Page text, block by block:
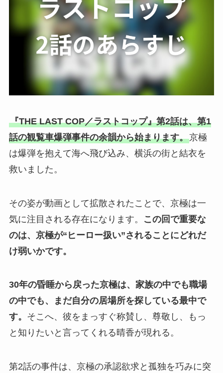
『THE LAST COP／ラストコップ』第2話は、第1
話の観覧車爆弾事件の余韻から始まります。京極
は爆弾を抱えて海へ飛び込み、横浜の街と結衣を
救いました。
その姿が動画として拡散されたことで、京極は一
気に注目される存在になります。
この回で重要な
のは、京極が“ヒーロー扱い”されることにどれだ
け弱いかです。
30年の昏睡から戻った京極は、家族の中でも職場
の中でも、まだ自分の居場所を探している最中で
す。 そこへ、彼をまっすぐ称賛し、尊敬し、もっ
と知りたいと言ってくれる晴香が現れる。
第2話の事件は、京極の承認欲求と孤独を巧みに突